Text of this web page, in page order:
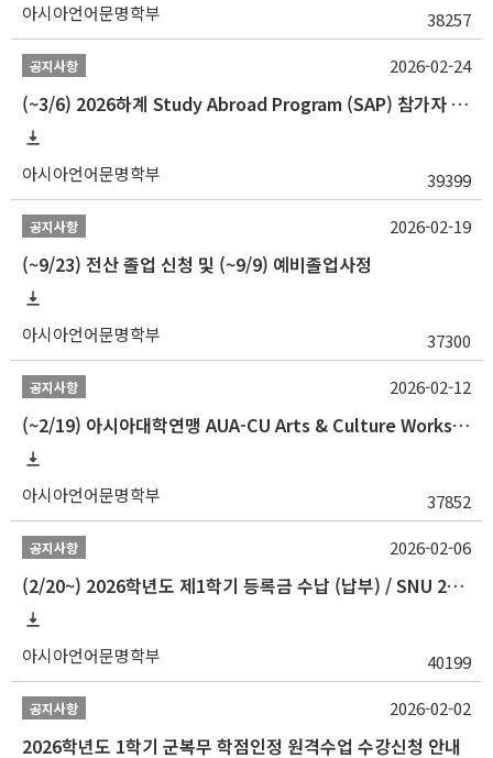
아시아언어문명학부 38257
공지사항
(~3/6) 2026하계 Study Abroad Program (SAP) 참가자 모집 안내
아시아언어문명학부 39399
2026-02-24
공지사항
(~9/23) 전산 졸업 신청 및 (~9/9) 예비졸업사정
아시아언어문명학부 37300
2026-02-19
공지사항
(~2/19) 아시아대학연맹 AUA-CU Arts & Culture Workshop Camp 2026 참가자 선발 안내
아시아언어문명학부 37852
2026-02-12
공지사항
(2/20~) 2026학년도 제1학기 등록금 수납 (납부) / SNU 26-1 Tuition fee payment notice
아시아언어문명학부 40199
2026-02-06
공지사항
2026학년도 1학기 군복무 학점인정 원격수업 수강신청 안내
2026-02-02